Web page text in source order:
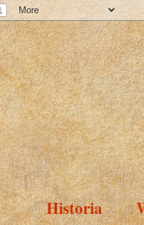
Historia